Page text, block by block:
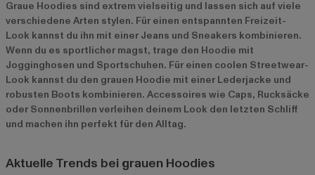
Graue Hoodies sind extrem vielseitig und lassen sich auf viele
verschiedene Arten stylen. Für einen entspannten Freizeit-
Look kannst du ihn mit einer Jeans und Sneakers kombinieren.
Wenn du es sportlicher magst, trage den Hoodie mit
Jogginghosen und Sportschuhen. Für einen coolen Streetwear-
Look kannst du den grauen Hoodie mit einer Lederjacke und
robusten Boots kombinieren. Accessoires wie Caps, Rucksäcke
oder Sonnenbrillen verleihen deinem Look den letzten Schliff
und machen ihn perfekt für den Alltag.
Aktuelle Trends bei grauen Hoodies